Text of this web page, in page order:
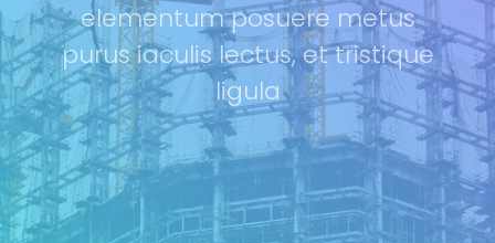
elementum posuere metus
purus iaculis lectus, et tristique
ligula